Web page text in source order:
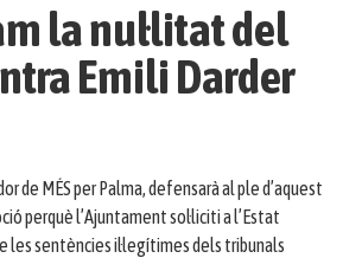
la nul·litat del
Emili Darder
de MÉS per Palma, defensarà al ple d’aquest
perquè l’Ajuntament sol·liciti a l’Estat
les sentències il·legítimes dels tribunals